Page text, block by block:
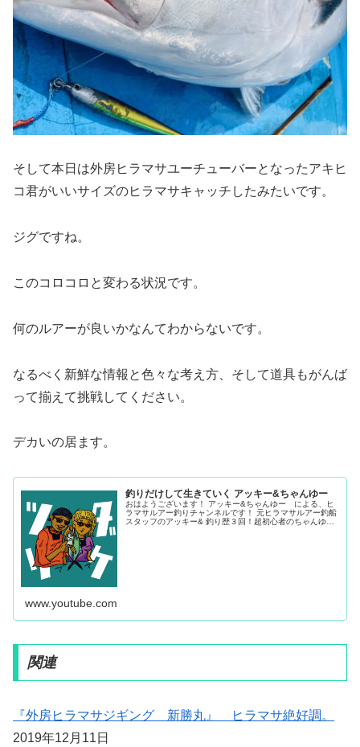
そして本日は外房ヒラマサユーチューバーとなったアキヒ
コ君がいいサイズのヒラマサキャッチしたみたいです。
ジグですね。
このコロコロと変わる状況です。
何のルアーが良いかなんてわからないです。
なるべく新鮮な情報と色々な考え方、そして道具もがんば
って揃えて挑戦してください。
デカいの居ます。
釣りだけして生きていく アッキー&ちゃんゆー
おはようございます！ アッキー&ちゃんゆー による、ヒ
ラマサルアー釣りチャンネルです！ 元ヒラマサルアー釣船
スタッフのアッキー& 釣り歴３回！超初心者のちゃんゆー
www.youtube.com
関連
『外房ヒラマサジギング 新勝丸』 ヒラマサ絶好調。
2019年12月11日